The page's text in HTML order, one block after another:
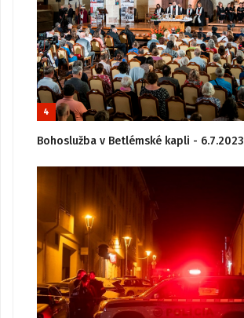
4
Bohoslužba v Betlémské kapli - 6.7.2023